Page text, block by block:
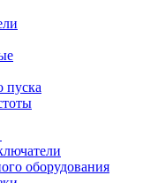
пуска
оборудования